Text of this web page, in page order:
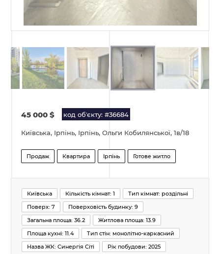
45 000 $ код обʼєкту: #36684
Київська, Ірпінь, Ірпінь, Ольги Кобилянської, 1в/18
Продаж Квартира Ірпінь Готове житло
Київська Кількість кімнат: 1
Тип кімнат: роздільні
Поверх: 7
Поверховість будинку: 9
Загальна площа: 36.2
Житлова площа: 13.9
Площа кухні: 11.4
Тип стін: монолітно-каркасний
Назва ЖК: Синергія Сіті
Рік побудови: 2025